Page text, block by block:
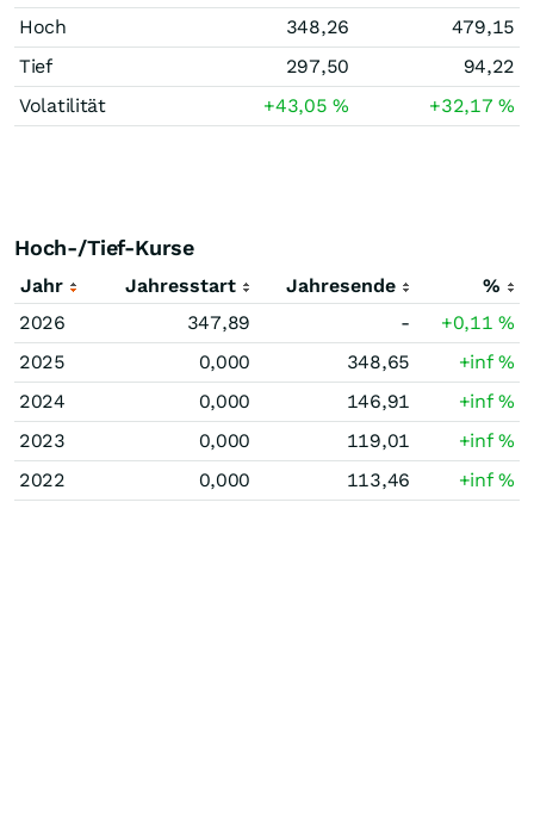
Hoch
348,26
479,15
Tief
297,50
94,22
Volatilität
+43,05% +32,17%
Hoch-/Tief-Kurse
Jahr Jahresstart Jahresende
%
2026
347,89 - +0,11%
2025
0,000 348,65 +inf%
2024
0,000 146,91 +inf%
2023
0,000 119,01 +inf%
2022
0,000 113,46 +inf%